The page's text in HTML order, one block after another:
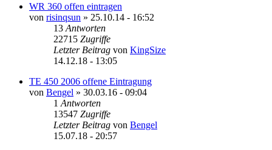
WR 360 offen eintragen
von risinqsun » 25.10.14 - 16:52
13 Antworten
22715 Zugriffe
Letzter Beitrag von KingSize
14.12.18 - 13:05
TE 450 2006 offene Eintragung
von Bengel » 30.03.16 - 09:04
1 Antworten
13547 Zugriffe
Letzter Beitrag von Bengel
15.07.18 - 20:57